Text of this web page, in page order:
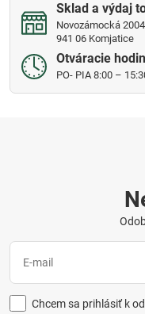
Sklad a výdaj
Novozámocká
941 06 Komjatice
Otváracie
PO- PIA 8:00 –
Chcem sa prihlásiť k